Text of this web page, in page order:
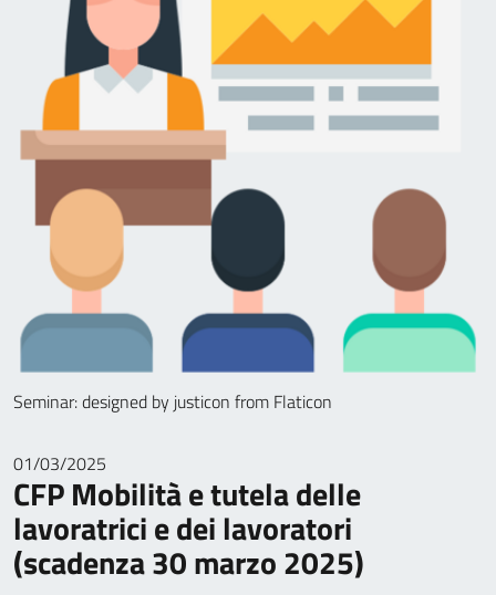
Seminar: designed by justicon from Flaticon
01/03/2025
CFP Mobilità e tutela delle
lavoratrici e dei lavoratori
(scadenza 30 marzo 2025)